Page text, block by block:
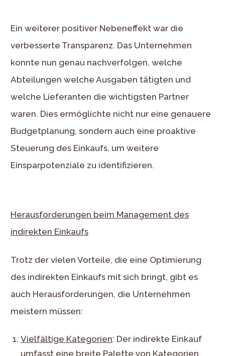
Ein weiterer positiver Nebeneffekt war die
verbesserte Transparenz. Das Unternehmen
konnte nun genau nachverfolgen, welche
Abteilungen welche Ausgaben tätigten und
welche Lieferanten die wichtigsten Partner
waren. Dies ermöglichte nicht nur eine genauere
Budgetplanung, sondern auch eine proaktive
Steuerung des Einkaufs, um weitere
Einsparpotenziale zu identifizieren.
Herausforderungen beim Management des
indirekten Einkaufs
Trotz der vielen Vorteile, die eine Optimierung
des indirekten Einkaufs mit sich bringt, gibt es
auch Herausforderungen, die Unternehmen
meistern müssen:
Vielfältige Kategorien: Der indirekte Einkauf
umfasst eine breite Palette von Kategorien,